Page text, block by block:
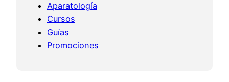
Aparatología
Cursos
Guías
Promociones